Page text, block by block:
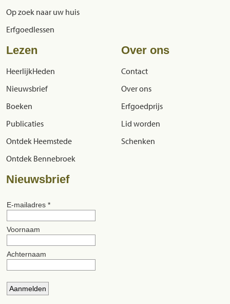
Op zoek naar uw huis
Erfgoedlessen
Lezen
HeerlijkHeden
Nieuwsbrief
Boeken
Publicaties
Ontdek Heemstede
Ontdek Bennebroek
Over ons
Contact
Over ons
Erfgoedprijs
Lid worden
Schenken
Nieuwsbrief